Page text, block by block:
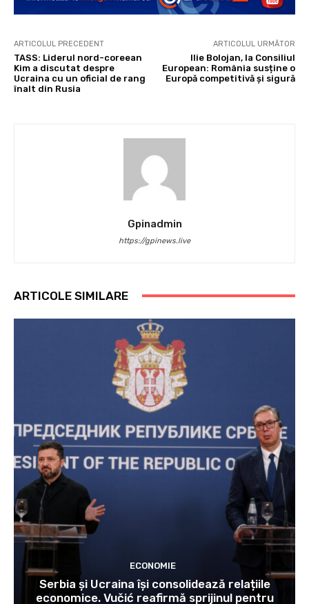
ARTICOLUL PRECEDENT
TASS: Liderul nord-coreean
Kim a discutat despre
Ucraina cu un oficial de rang
înalt din Rusia
ARTICOLUL URMĂTOR
Ilie Bolojan, la Consiliul
European: România susține o
Europă competitivă și sigură
Gpinadmin
https://gpinews.live
ARTICOLE SIMILARE
ECONOMIE
Serbia și Ucraina își consolidează relațiile
economice. Vučić reafirmă sprijinul pentru